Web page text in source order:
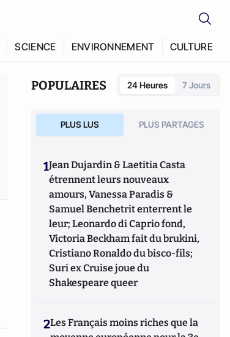
SCIENCE ENVIRONNEMENT CULTURE
POPULAIRES 24 Heures 7 Jours
PLUS LUS PLUS PARTAGES
1Jean Dujardin & Laetitia Casta
étrennent leurs nouveaux
amours, Vanessa Paradis &
Samuel Benchetrit enterrent le
leur; Leonardo di Caprio fond,
Victoria Beckham fait du brukini,
Cristiano Ronaldo du bisco-fils;
Suri ex Cruise joue du
Shakespeare queer
2Les Français moins riches que la